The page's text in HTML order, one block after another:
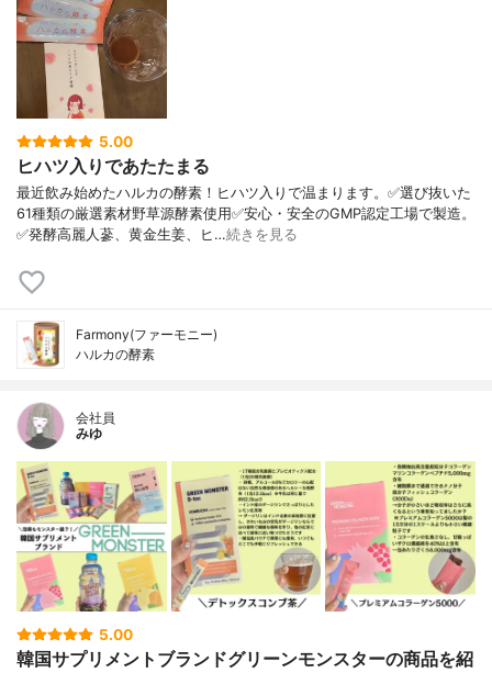
5.00
ヒハツ入りであたたまる
最近飲み始めたハルカの酵素！ヒハツ入りで温まります。✅選び抜いた
61種類の厳選素材野草源酵素使用✅安心・安全のGMP認定工場で製造。
✅発酵高麗人蔘、黄金生姜、ヒ…続きを見る
Farmony(ファーモニー)
ハルカの酵素
会社員
みゆ
5.00
韓国サプリメントブランドグリーンモンスターの商品を紹